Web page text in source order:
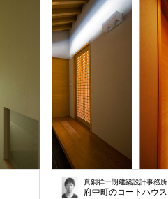
真銅祥一朗建築設計事務所
府中町のコートハウス